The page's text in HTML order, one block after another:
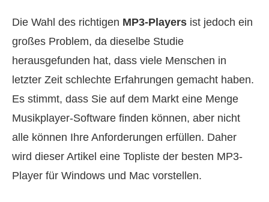
Die Wahl des richtigen MP3-Players ist jedoch ein
großes Problem, da dieselbe Studie
herausgefunden hat, dass viele Menschen in
letzter Zeit schlechte Erfahrungen gemacht haben.
Es stimmt, dass Sie auf dem Markt eine Menge
Musikplayer-Software finden können, aber nicht
alle können Ihre Anforderungen erfüllen. Daher
wird dieser Artikel eine Topliste der besten MP3-
Player für Windows und Mac vorstellen.